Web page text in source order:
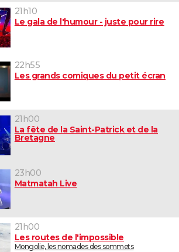
21h10
Le gala de l'humour - juste pour rire
22h55
Les grands comiques du petit écran
21h00
La fête de la Saint-Patrick et de la
Bretagne
23h00
Matmatah Live
21h00
Les routes de l'impossible
Mongolie, les nomades des sommets